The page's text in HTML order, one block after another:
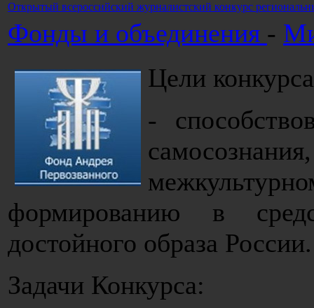
Открытый всероссийский журналистский конкурс
Фонды и объединения -
Цели
-
формированию в
достойного образа России.
Задачи Конкурса: